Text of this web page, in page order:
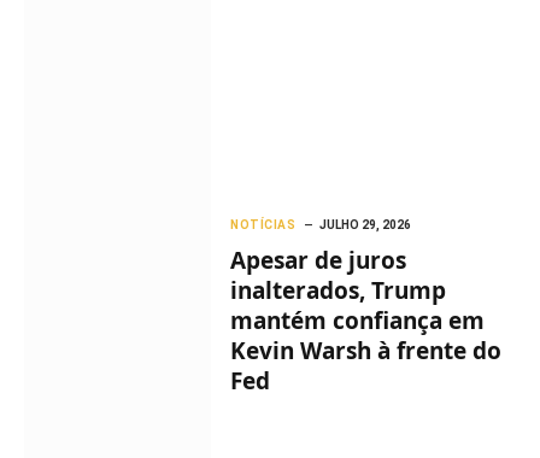
NOTÍCIAS JULHO 29, 2026
Apesar de juros
inalterados, Trump
mantém confiança em
Kevin Warsh à frente do
Fed